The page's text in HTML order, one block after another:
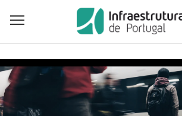
Skip
to
main
content
Toggle main menu visibility